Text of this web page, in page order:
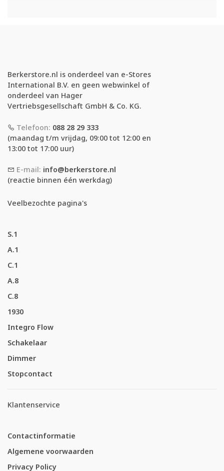
Berkerstore.nl is onderdeel van e-Stores
International B.V. en geen webwinkel of
onderdeel van Hager
Vertriebsgesellschaft GmbH & Co. KG.
Telefoon: 088 28 29 333
(maandag t/m vrijdag, 09:00 tot 12:00 en
13:00 tot 17:00 uur)
E-mail: info@berkerstore.nl
(reactie binnen één werkdag)
Veelbezochte pagina's
S.1
A.1
C.1
A.8
C.8
1930
Integro Flow
Schakelaar
Dimmer
Stopcontact
Klantenservice
Contactinformatie
Algemene voorwaarden
Privacy Policy